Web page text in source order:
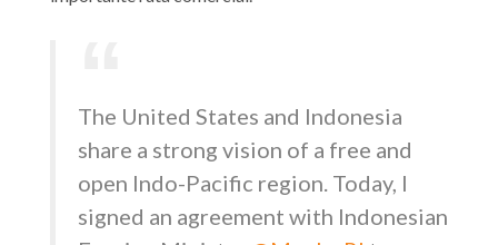
The United States and Indonesia
share a strong vision of a free and
open Indo-Pacific region. Today, I
signed an agreement with Indonesian